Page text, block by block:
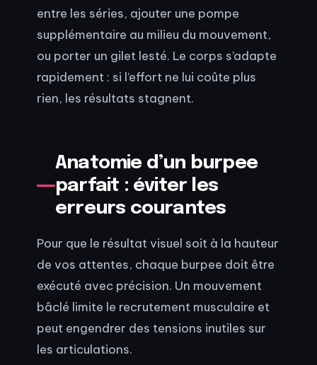
entre les séries, ajouter une pompe
supplémentaire au milieu du mouvement,
ou porter un gilet lesté. Le corps s’adapte
rapidement : si l’effort ne lui coûte plus
rien, les résultats stagnent.
Anatomie d’un burpee
parfait : éviter les
erreurs courantes
Pour que le résultat visuel soit à la hauteur
de vos attentes, chaque burpee doit être
exécuté avec précision. Un mouvement
bâclé limite le recrutement musculaire et
peut engendrer des tensions inutiles sur
les articulations.